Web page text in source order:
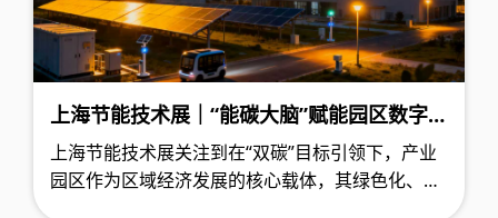
上海节能技术展｜“能碳大脑”赋能园区数字化
转型，打造零碳数字园区新范式
上海节能技术展关注到在“双碳”目标引领下，产业
园区作为区域经济发展的核心载体，其绿色化、数